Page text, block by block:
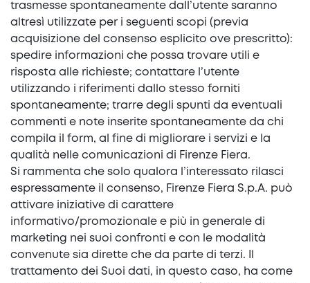
trasmesse spontaneamente dall’utente saranno
altresì utilizzate per i seguenti scopi (previa
acquisizione del consenso esplicito ove prescritto):
spedire informazioni che possa trovare utili e
risposta alle richieste; contattare l’utente
utilizzando i riferimenti dallo stesso forniti
spontaneamente; trarre degli spunti da eventuali
commenti e note inserite spontaneamente da chi
compila il form, al fine di migliorare i servizi e la
qualità nelle comunicazioni di Firenze Fiera.
Si rammenta che solo qualora l’interessato rilasci
espressamente il consenso, Firenze Fiera S.p.A. può
attivare iniziative di carattere
informativo/promozionale e più in generale di
marketing nei suoi confronti e con le modalità
convenute sia dirette che da parte di terzi. Il
trattamento dei Suoi dati, in questo caso, ha come